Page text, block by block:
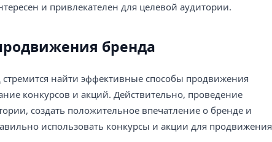
и привлекателен для целевой аудитории.
бренда
найти эффективные способы продвижения
конкурсов и акций. Действительно, проведение
создать положительное впечатление о бренде и
использовать конкурсы и акции для продвижения